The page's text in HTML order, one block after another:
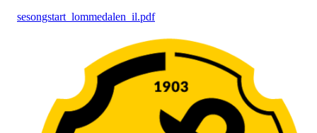
sesongstart_lommedalen_il.pdf